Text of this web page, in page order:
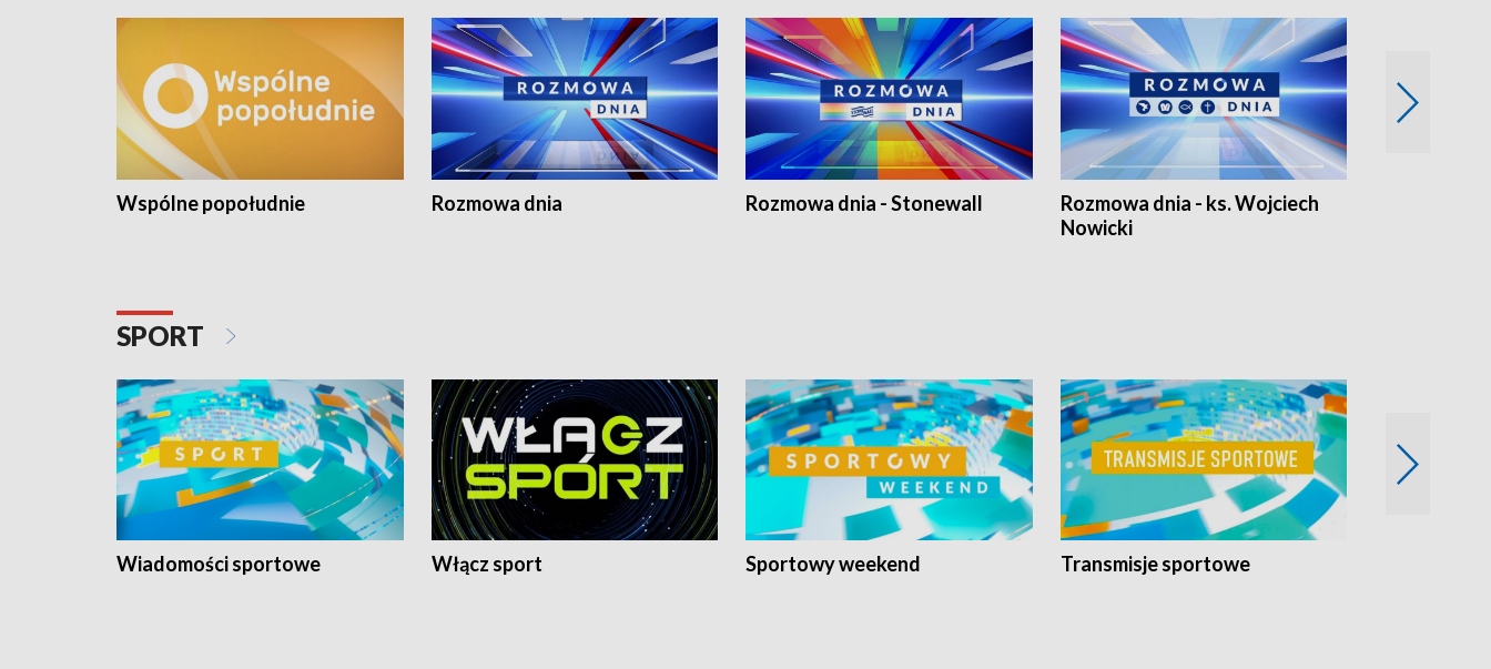
Wspólne popołudnie Rozmowa dnia Rozmowa dnia - Stonewall
Rozmowa dnia - ks. Wojciech
Nowicki
SPORT
Wiadomości sportowe Włącz sport Sportowy weekend Transmisje sportowe